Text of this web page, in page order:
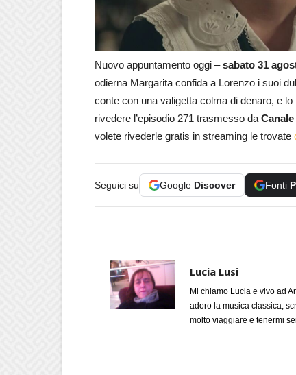
Nuovo appuntamento oggi –sabato 31
odierna Margarita confida a Lorenzo i suoi
conte con una valigetta colma di denaro, e
rivedere l’episodio 271 trasmesso da Canale
volete rivederle gratis in streaming le trovate
Seguici su Google Discover Fonti
Lucia Lusi
Mi chiamo Lucia e vivo ad
adoro la musica classica,
molto viaggiare e tenermi